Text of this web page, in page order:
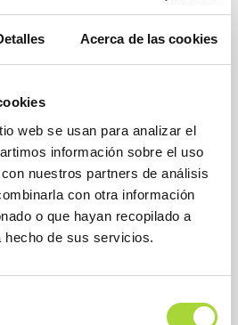
Acerca de las cookies
web se usan para analizar el
información sobre el uso
nuestros partners de análisis
con otra información
o que hayan recopilado a
hecho de sus servicios.
Biosimilares
1